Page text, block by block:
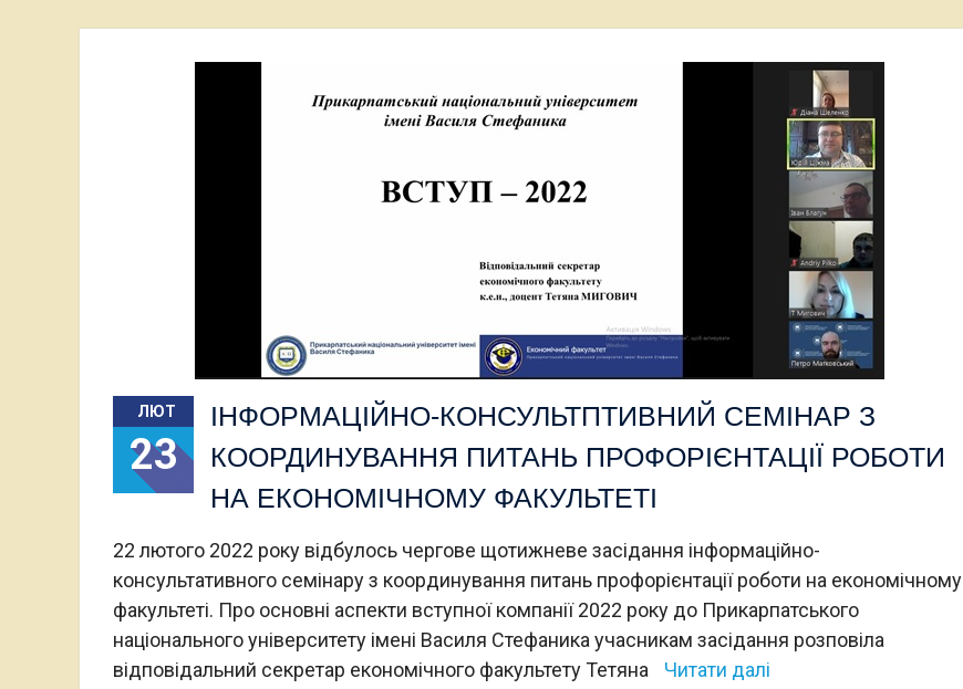
ЛЮТ
23
ІНФОРМАЦІЙНО-КОНСУЛЬТПТИВНИЙ СЕМІНАР З
КООРДИНУВАННЯ ПИТАНЬ ПРОФОРІЄНТАЦІЇ РОБОТИ
НА ЕКОНОМІЧНОМУ ФАКУЛЬТЕТІ
22 лютого 2022 року відбулось чергове щотижневе засідання інформаційно-
консультативного семінару з координування питань профорієнтації роботи на економічному
факультеті. Про основні аспекти вступної компанії 2022 року до Прикарпатського
національного університету імені Василя Стефаника учасникам засідання розповіла
відповідальний секретар економічного факультету Тетяна
Читати далі